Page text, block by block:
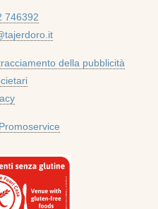
746392
della pubblicità
Promoservice